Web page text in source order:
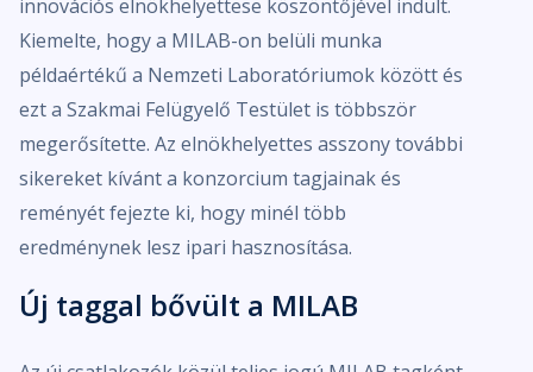
innovációs elnökhelyettese köszöntőjével indult.
Kiemelte, hogy a MILAB-on belüli munka
példaértékű a Nemzeti Laboratóriumok között és
ezt a Szakmai Felügyelő Testület is többször
megerősítette. Az elnökhelyettes asszony további
sikereket kívánt a konzorcium tagjainak és
reményét fejezte ki, hogy minél több
eredménynek lesz ipari hasznosítása.
Új taggal bővült a MILAB